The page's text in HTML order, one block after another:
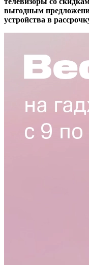
выгодным
устройства в